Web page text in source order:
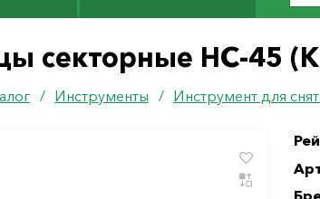
секторные НС-45
/ Инструменты / Инструмент для